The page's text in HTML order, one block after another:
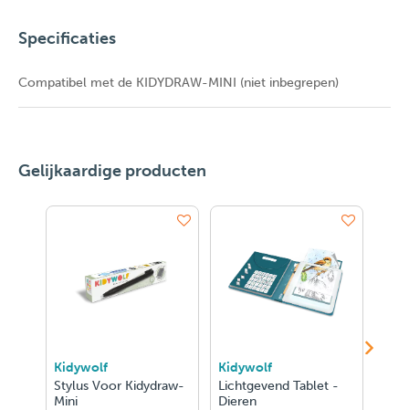
Specificaties
Compatibel met de KIDYDRAW-MINI (niet inbegrepen)
Gelijkaardige producten
Kidywolf
Stylus Voor Kidydraw-
Mini
Kidywolf
Lichtgevend Tablet -
Dieren